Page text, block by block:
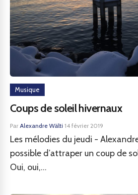
Musique
Coups de soleil hivernaux
Par Alexandre Wälti·14 février 2019
Les mélodies du jeudi -
possible d’attraper un coup de
Oui, oui,...